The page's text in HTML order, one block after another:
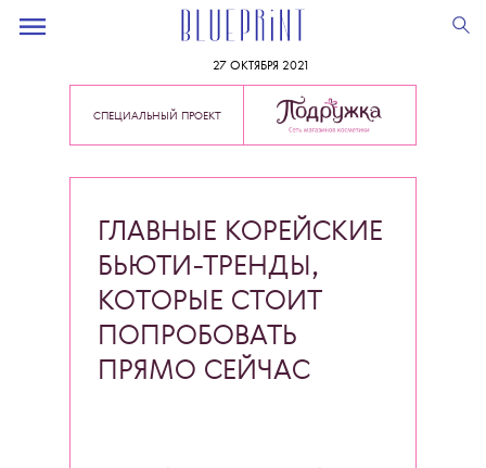
СПЕЦИАЛЬНЫЙ ПРОЕКТ
27 ОКТЯБРЯ 2021
ГЛАВНЫЕ КОРЕЙСКИЕ
БЬЮТИ-ТРЕНДЫ,
КОТОРЫЕ СТОИТ
ПОПРОБОВАТЬ
ПРЯМО СЕЙЧАС